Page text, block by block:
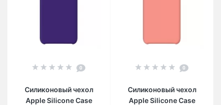
0
Силиконовый чехол
Apple Silicone Case
0
Силиконовый чехол
Apple Silicone Case